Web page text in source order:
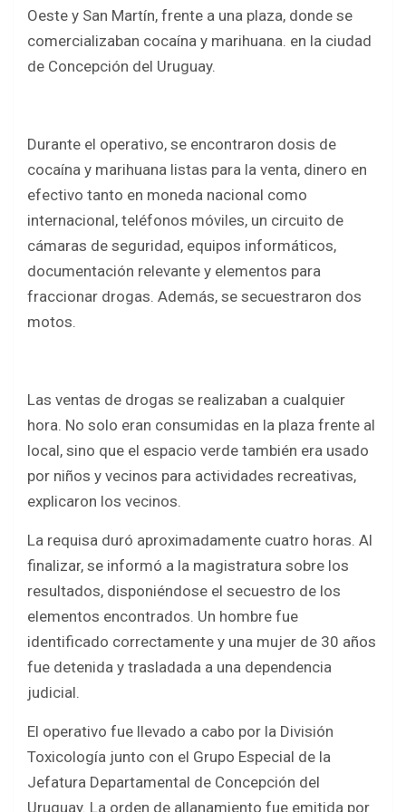
o
o
A
p
Oeste y San Martín, frente a una plaza, donde se
comercializaban cocaína y marihuana. en la ciudad
de Concepción del Uruguay.
Durante el operativo, se encontraron dosis de
cocaína y marihuana listas para la venta, dinero en
efectivo tanto en moneda nacional como
internacional, teléfonos móviles, un circuito de
cámaras de seguridad, equipos informáticos,
documentación relevante y elementos para
fraccionar drogas. Además, se secuestraron dos
motos.
Las ventas de drogas se realizaban a cualquier
hora. No solo eran consumidas en la plaza frente al
local, sino que el espacio verde también era usado
por niños y vecinos para actividades recreativas,
explicaron los vecinos.
La requisa duró aproximadamente cuatro horas. Al
finalizar, se informó a la magistratura sobre los
resultados, disponiéndose el secuestro de los
elementos encontrados. Un hombre fue
identificado correctamente y una mujer de 30 años
fue detenida y trasladada a una dependencia
judicial.
El operativo fue llevado a cabo por la División
Toxicología junto con el Grupo Especial de la
Jefatura Departamental de Concepción del
Uruguay. La orden de allanamiento fue emitida por